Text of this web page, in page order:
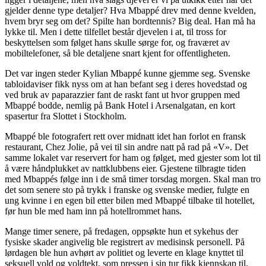
gjelder denne type detaljer? Hva Mbappé drev med denne kvelden,
hvem bryr seg om det? Spilte han bordtennis? Big deal. Han må ha
lykke til. Men i dette tilfellet består djevelen i at, til tross for
beskyttelsen som følget hans skulle sørge for, og fraværet av
mobiltelefoner, så ble detaljene snart kjent for offentligheten.
Det var ingen steder Kylian Mbappé kunne gjemme seg. Svenske
tabloidaviser fikk nyss om at han befant seg i deres hovedstad og
ved bruk av paparazzier fant de raskt fant ut hvor gruppen med
Mbappé bodde, nemlig på Bank Hotel i Arsenalgatan, en kort
spasertur fra Slottet i Stockholm.
Mbappé ble fotografert rett over midnatt idet han forlot en fransk
restaurant, Chez Jolie, på vei til sin andre natt på rad på «V». Det
samme lokalet var reservert for ham og følget, med gjester som lot til
å være håndplukket av nattklubbens eier. Gjestene tilbragte tiden
med Mbappés følge inn i de små timer torsdag morgen. Skal man tro
det som senere sto på trykk i franske og svenske medier, fulgte en
ung kvinne i en egen bil etter bilen med Mbappé tilbake til hotellet,
før hun ble med ham inn på hotellrommet hans.
Mange timer senere, på fredagen, oppsøkte hun et sykehus der
fysiske skader angivelig ble registrert av medisinsk personell. På
lørdagen ble hun avhørt av politiet og leverte en klage knyttet til
seksuell vold og voldtekt, som pressen i sin tur fikk kjennskap til.